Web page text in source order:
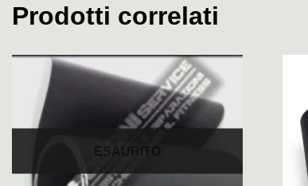
Prodotti correlati
ESAURITO